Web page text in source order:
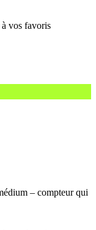
– compteur qui